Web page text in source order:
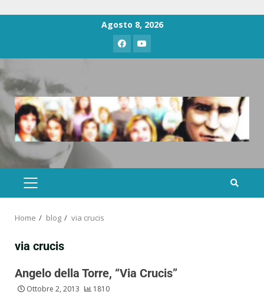
Agosto 8, 2026
Home blog via crucis
via crucis
Angelo della Torre, “Via Crucis”
Ottobre 2, 2013 1810